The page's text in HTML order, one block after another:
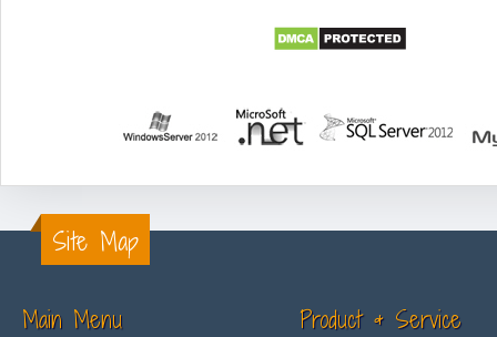
Site Map
Main Menu Product & Service